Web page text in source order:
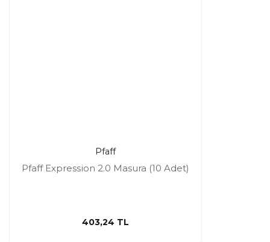
Pfaff
Pfaff Expression 2.0 Masura (10 Adet)
403,24 TL